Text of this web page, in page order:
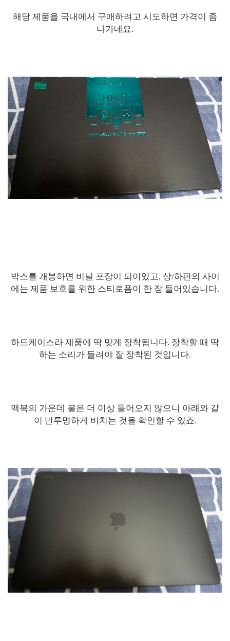
해당 제품을 국내에서 구매하려고 시도하면 가격이 좀
나가네요.
박스를 개봉하면 비닐 포장이 되어있고, 상/하판의 사이
에는 제품 보호를 위한 스티로폼이 한 장 들어있습니다.
하드케이스라 제품에 딱 맞게 장착됩니다. 장착할 때 딱
하는 소리가 들려야 잘 장착된 것입니다.
맥북의 가운데 불은 더 이상 들어오지 않으니 아래와 같
이 반투명하게 비치는 것을 확인할 수 있죠.